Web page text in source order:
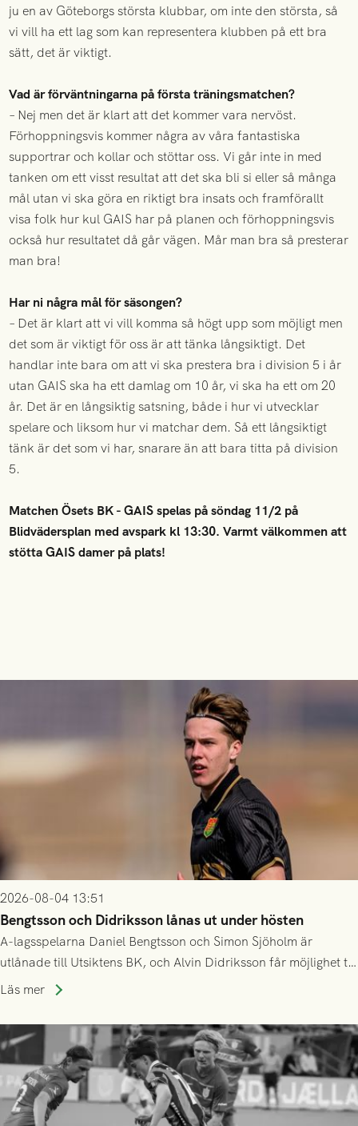
ju en av Göteborgs största klubbar, om inte den största, så
vi vill ha ett lag som kan representera klubben på ett bra
sätt, det är viktigt.
Vad är förväntningarna på första träningsmatchen?
– Nej men det är klart att det kommer vara nervöst.
Förhoppningsvis kommer några av våra fantastiska
supportrar och kollar och stöttar oss. Vi går inte in med
tanken om ett visst resultat att det ska bli si eller så många
mål utan vi ska göra en riktigt bra insats och framförallt
visa folk hur kul GAIS har på planen och förhoppningsvis
också hur resultatet då går vägen. Mår man bra så presterar
man bra!
Har ni några mål för säsongen?
– Det är klart att vi vill komma så högt upp som möjligt men
det som är viktigt för oss är att tänka långsiktigt. Det
handlar inte bara om att vi ska prestera bra i division 5 i år
utan GAIS ska ha ett damlag om 10 år, vi ska ha ett om 20
år. Det är en långsiktig satsning, både i hur vi utvecklar
spelare och liksom hur vi matchar dem. Så ett långsiktigt
tänk är det som vi har, snarare än att bara titta på division
5.
Matchen Ösets BK - GAIS spelas på söndag 11/2 på
Blidvädersplan med avspark kl 13:30. Varmt välkommen att
stötta GAIS damer på plats!
2026-08-04 13:51
Bengtsson och Didriksson lånas ut under hösten
A-lagsspelarna Daniel Bengtsson och Simon Sjöholm är
utlånade till Utsiktens BK, och Alvin Didriksson får möjlighet till
speltid i Hestrafors genom föreningssamarbete.
Läs mer